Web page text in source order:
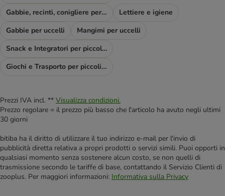
Gabbie, recinti, conigliere per piccoli animali
Lettiere e igiene
Gabbie per uccelli
Mangimi per uccelli
Snack e Integratori per piccoli animali
Giochi e Trasporto per piccoli animali
Prezzi IVA incl. ** Visualizza condizioni.
Prezzo regolare = il prezzo più basso che l'articolo ha avuto negli ultimi
30 giorni
bitiba ha il diritto di utilizzare il tuo indirizzo e-mail per l'invio di
pubblicità diretta relativa a propri prodotti o servizi simili. Puoi opporti in
qualsiasi momento senza sostenere alcun costo, se non quelli di
trasmissione secondo le tariffe di base, contattando il Servizio Clienti di
zooplus. Per maggiori informazioni: Informativa sulla Privacy